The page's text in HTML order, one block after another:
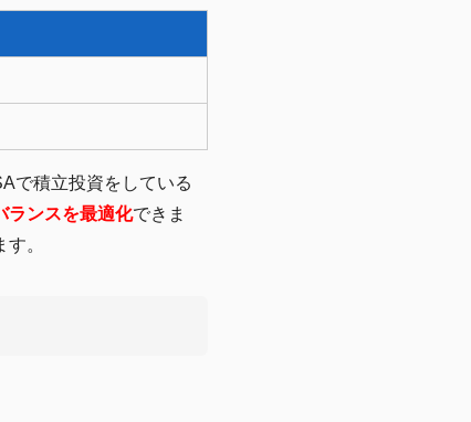
で積立投資をしている
ランスを最適化できま
。